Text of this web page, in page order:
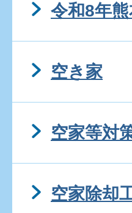
令和8年
空き家
空家等対
空家除却